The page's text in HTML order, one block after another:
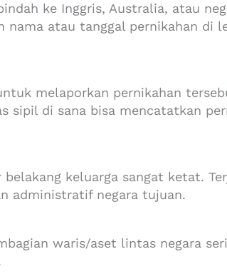
ke Inggris, Australia, atau
nama atau tanggal pernikahan di
melaporkan pernikahan
di sana bisa mencatatkan
keluarga sangat ketat.
administratif negara tujuan.
waris/aset lintas negara